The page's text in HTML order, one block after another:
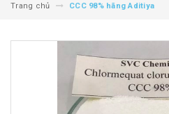
Trang chủ CCC 98% hãng Aditiya